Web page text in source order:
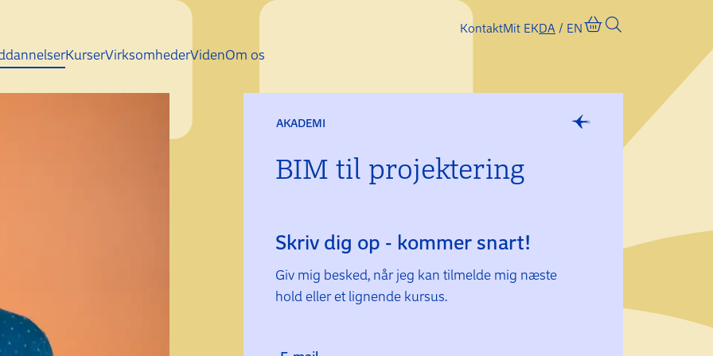
Gå direkte til indhold
KurserVirksomhederVidenOm os
KontaktMit EKDA EN
AKADEMI
BIM til projek­tering
Skriv dig op - kommer snart!
Giv mig besked, når jeg kan tilmelde mig næste
hold eller et lignende kursus.